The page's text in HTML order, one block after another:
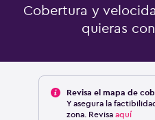
Cobertura y
quieras
Revisa el mapa de
Y asegura la
zona. Revisa aquí